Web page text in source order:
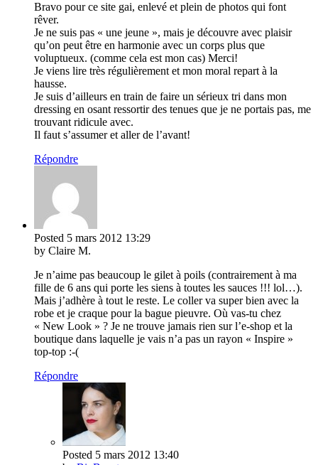
Bravo pour ce site gai, enlevé et plein de photos qui font
rêver.
Je ne suis pas « une jeune », mais je découvre avec plaisir
qu’on peut être en harmonie avec un corps plus que
voluptueux. (comme cela est mon cas) Merci!
Je viens lire très régulièrement et mon moral repart à la
hausse.
Je suis d’ailleurs en train de faire un sérieux tri dans mon
dressing en osant ressortir des tenues que je ne portais pas, me
trouvant ridicule avec.
Il faut s’assumer et aller de l’avant!
Répondre
Posted 5 mars 2012 13:29
by Claire M.
Je n’aime pas beaucoup le gilet à poils (contrairement à ma
fille de 6 ans qui porte les siens à toutes les sauces !!! lol…).
Mais j’adhère à tout le reste. Le coller va super bien avec la
robe et je craque pour la bague pieuvre. Où vas-tu chez
« New Look » ? Je ne trouve jamais rien sur l’e-shop et la
boutique dans laquelle je vais n’a pas un rayon « Inspire »
top-top :-(
Répondre
Posted 5 mars 2012 13:40